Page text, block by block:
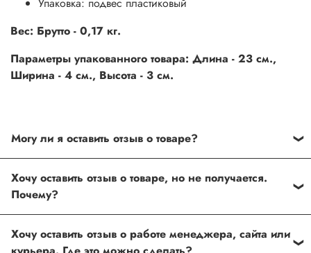
Вес: Брутто - 0,17 кг.
Параметры упакованного товара: Длина - 23 см.,
Ширина - 4 см., Высота - 3 см.
специальное поле, где Вы можете оставить свой отзыв.
Также Вы можете присвоить товару от одной до пяти
звёзд. Все отзывы о товарах проходят модерацию.
Хочу оставить отзыв о товаре, но не получается.
полей. Если поля заполнены корректно, то свяжитесь с
Хочу оставить отзыв о работе менеджера, сайта или